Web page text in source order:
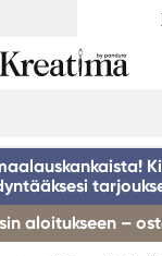
aloitukseen –